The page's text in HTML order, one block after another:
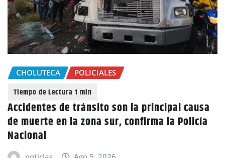
CHOLUTECA POLICIALES
Accidentes de tránsito son la principal causa
de muerte en la zona sur, confirma la Policía
Nacional